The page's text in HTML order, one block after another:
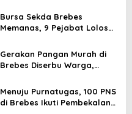
Bursa Sekda Brebes
Memanas, 9 Pejabat Lolos
Gerakan Pangan Murah di
Brebes Diserbu Warga,
Diborong
Menuju Purnatugas, 100 PNS
di Brebes Ikuti Pembekalan